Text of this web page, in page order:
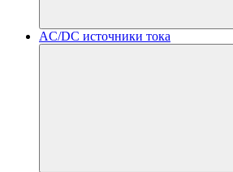
AC/DC источники тока